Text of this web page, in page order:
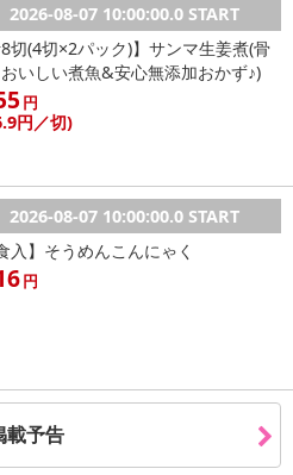
払い、クレジットカード払い、dポ
、お届けの日時指定はいたしかね
だけない場合、商品の再発送や返
受けできません。宅配業者からの
ざいます。また商品によって発送
りお届けする商品は、ご利用いた
を目的としており、転売等は固く
された場合は、サービス利用を停
2026-08-07 10:00:00.0 START
8切(4切×2パック)】サンマ生姜煮(骨
いしい煮魚&安心無添加おかず♪)
円
.9円 ／切)
2026-08-07 10:00:00.0 START
入】そうめんこんにゃく
円
載予告